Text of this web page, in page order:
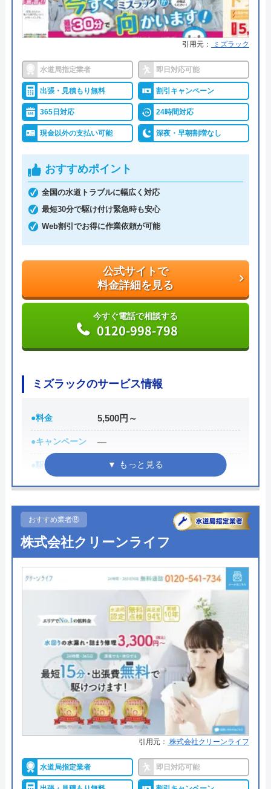
●保証・保険
修理に応じて1～3年の無料点検、
無料保証を用意
詳細は公式HPでご確認ください
クリーンライフがおすすめの理由
クリーンライフは年中無休で、最短30分駆けつけ、
休日・深夜も出張費無料などのサービスを売りにし
ています。
指定給水装置工事事業者（水道局指定工事店）で下
請けに依頼することなく自社でしっかりと教育や研
修を受けた有資格者のスタッフが対応してくれるの
で安心です。
た場合には、スタッフから渡されている名刺の裏に
書かれている番号に電話すれば、各エリアの担当が
対応してくれます。見積もり無料で、キャンセル料
も不要です。施工前に必ず修理内容と費用を提示
料金詳細を見る
今すぐ電話で相談する
0120-707-053
クリーンライフの基本情報
運営会社 株式会社クリーンライフ
代表者 元村祐次
所在地
〒564-0052
大阪府吹田市広芝町6-10
全国
引用元： ミズラック
水道局指定業者 即日対応可能
出張・見積もり無料 割引キャンペーン
365日対応 24時間対応
現金以外の支払い可能 深夜・早朝割増なし
おすすめポイント
全国の水道トラブルに幅広く対応
最短30分で駆け付け緊急時も安心
Web割引でお得に作業依頼が可能
公式サイトで
料金詳細を見る
今すぐ電話で相談する
0120-998-798
ミズラックのサービス情報
●料金 5,500円～
●キャンペーン ―
●駆けつけ時間 最短30分
●受付時間 24時間
●定休日
●出張見積もり 出張見積もり無料
●支払い方法
現金、クレジットカード、銀行振
●保証・保険 無料保証あり
詳細は公式HPでご確認ください
ミズラックがおすすめの理由
ミズラックは全国の水道トラブルに対応している水
道修理業者です。
全国各署の営業所の中から現場に一番近いスタッフ
が訪問するので、最短30分で駆け付けてくれます。
おすすめ業者⑧
株式会社クリーンライフ
引用元： 株式会社クリーンライフ
水道局指定業者 即日対応可能